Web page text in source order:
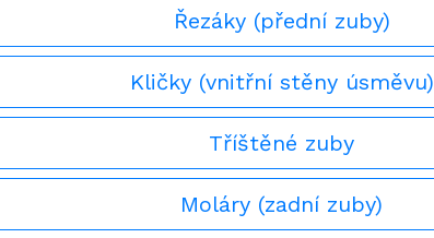
Řezáky (přední zuby)
Kličky (vnitřní stěny úsměvu)
Tříštěné zuby
Moláry (zadní zuby)